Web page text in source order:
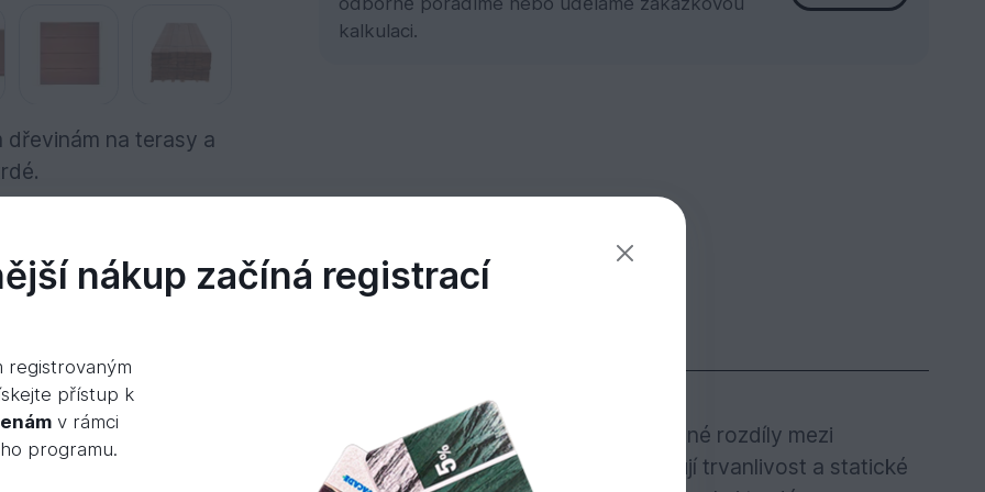
na terasy a
kalkulaci.
dřevo má purpurově červenohnědou barvu s různými odstíny. Barevné rozdíly mezi
dřevu se mohou vyskytnout otvory po hmyzu, které však neovlivňují trvanlivost a statické
nákup začíná registrací
registrovaným
přístup k
v rámci
programu.